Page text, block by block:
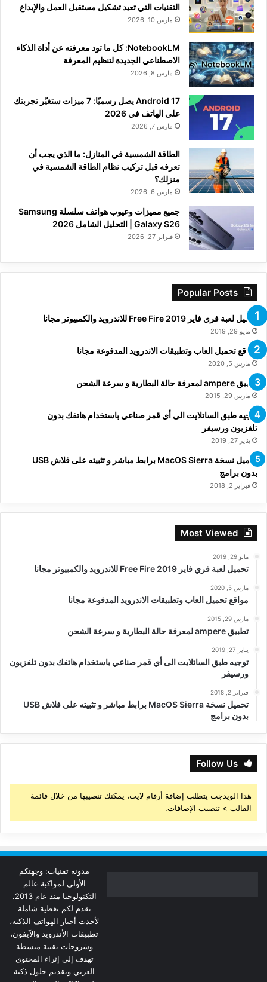
التقنيات التي تعيد تشكيل مستقبل العمل والإبداع
مارس 10, 2026
NotebookLM: كل ما تود معرفته عن أداة الذكاء
الاصطناعي الجديدة لتنظيم المعرفة
مارس 8, 2026
Android 17 يصل رسميًا: 7 ميزات ستغيّر تجربتك
على الهاتف في 2026
مارس 7, 2026
الطاقة الشمسية في المنازل: ما الذي يجب أن
تعرفه قبل تركيب نظام الطاقة الشمسية في
منزلك؟
مارس 6, 2026
جميع مميزات وعيوب هواتف سلسلة Samsung
Galaxy S26 | التحليل الشامل 2026
فبراير 27, 2026
Popular Posts
تحميل لعبة فري فاير Free Fire 2019 للاندرويد والكمبيوتر مجانا
مايو 29, 2019
مواقع تحميل العاب وتطبيقات الاندرويد المدفوعة مجانا
مارس 5, 2020
تطبيق ampere لمعرفة حالة البطارية و سرعة الشحن
مارس 29, 2015
توجيه طبق الساتلايت الى أي قمر صناعي باستخدام هاتفك بدون
تلفزيون ورسيفر
يناير 27, 2019
تحميل نسخة MacOS Sierra برابط مباشر و تثبيته على فلاش USB
بدون برامج
فبراير 2, 2018
Most Viewed
مايو 29, 2019
تحميل لعبة فري فاير Free Fire 2019 للاندرويد والكمبيوتر مجانا
مارس 5, 2020
مواقع تحميل العاب وتطبيقات الاندرويد المدفوعة مجانا
مارس 29, 2015
تطبيق ampere لمعرفة حالة البطارية و سرعة الشحن
يناير 27, 2019
توجيه طبق الساتلايت الى أي قمر صناعي باستخدام هاتفك بدون تلفزيون
ورسيفر
فبراير 2, 2018
تحميل نسخة MacOS Sierra برابط مباشر و تثبيته على فلاش USB
بدون برامج
Follow Us
هذا الويدجت يتطلب إضافة أرقام لايت، يمكنك تنصيبها من خلال قائمة
القالب > تنصيب الإضافات.
مدونة تقنيات: وجهتكم
الأولى لمواكبة عالم
التكنولوجيا منذ عام 2013.
نقدم لكم تغطية شاملة
لأحدث أخبار الهواتف الذكية،
تطبيقات الأندرويد والآيفون،
وشروحات تقنية مبسطة
تهدف إلى إثراء المحتوى
العربي وتقديم حلول ذكية